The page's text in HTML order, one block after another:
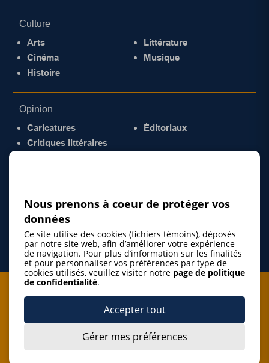
Culture
Arts
Cinéma
Histoire
Littérature
Musique
Opinion
Caricatures
Critiques littéraires
Éditoriaux
Je m'abonne à l'infolettre
J’accepte de m’abonner à l’infolettre de La Gazette de la
Nous prenons à coeur de protéger vos
données
Ce site utilise des cookies (fichiers témoins), déposés
par notre site web, afin d’améliorer votre expérience
de navigation. Pour plus d’information sur les finalités
et pour personnaliser vos préférences par type de
cookies utilisés, veuillez visiter notre page de politique
de confidentialité.
Accepter tout
Gérer mes préférences